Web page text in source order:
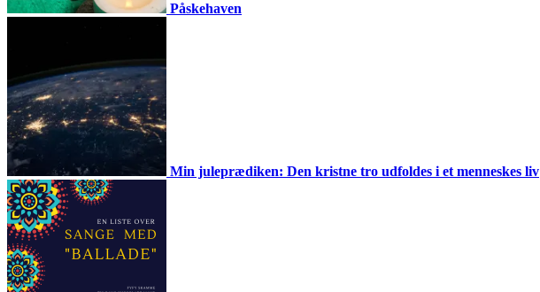
Påskehaven
Min juleprædiken: Den kristne tro udfoldes i et menneskes liv